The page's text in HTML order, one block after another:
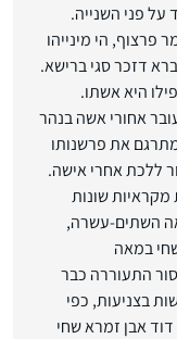
פני השנייה.
הי מינייהו
דזכר סגי ברישא.
היא אשתו.
אחורי אשה בנהר
את פרשנותו
ללכת אחרי אישה.
שונות
השתים-עשרה,
במאה
התעוררה כבר
בצניעות, כפי
אבן זמרא שחי